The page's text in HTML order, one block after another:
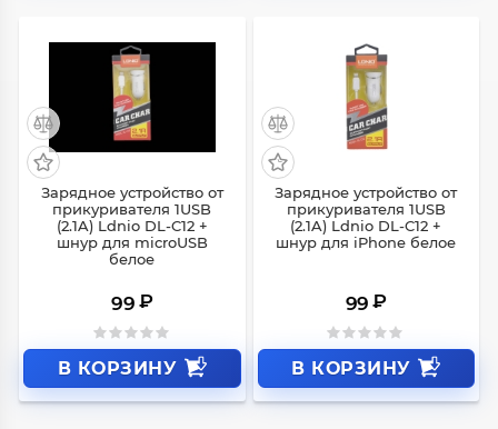
Зарядное устройство от
прикуривателя 1USB
(2.1A) Ldnio DL-C12 +
шнур для microUSB
белое
99 ₽
В КОРЗИНУ
Зарядное устройство от
прикуривателя 1USB
(2.1A) Ldnio DL-C12 +
шнур для iPhone белое
99 ₽
В КОРЗИНУ